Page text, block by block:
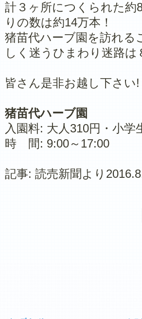
計３ヶ所につくられた約
りの数は約14万本！
猪苗代ハーブ園を訪れる
しく迷うひまわり迷路
皆さん是非お越し下さい!
猪苗代ハーブ園
入園料: 大人310円・小学
​時 間: 9:00～17:00
記事: 読売新聞より